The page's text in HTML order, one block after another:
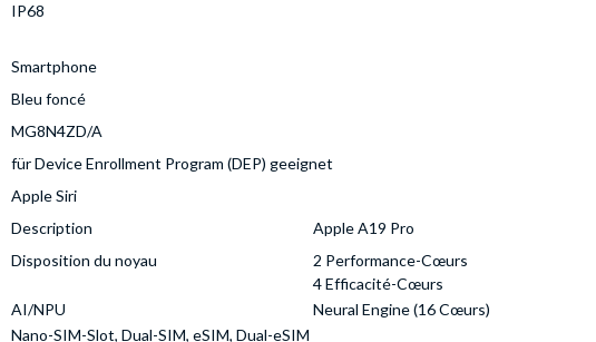
IP68
Smartphone
Bleu foncé
MG8N4ZD/A
für Device Enrollment Program (DEP) geeignet
Apple Siri
Description
Apple A19 Pro
Disposition du noyau
2 Performance-Cœurs
4 Efficacité-Cœurs
AI/NPU
Neural Engine (16 Cœurs)
Nano-SIM-Slot, Dual-SIM, eSIM, Dual-eSIM